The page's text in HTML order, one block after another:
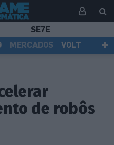
SE7E
MERCADOS
VOLT
de robôs